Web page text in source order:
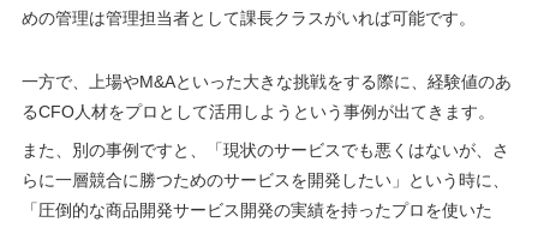
めの管理は管理担当者として課長クラスがいれば可能です。
一方で、上場やM&Aといった大きな挑戦をする際に、経験値のあ
るCFO人材をプロとして活用しようという事例が出てきます。
また、別の事例ですと、「現状のサービスでも悪くはないが、さ
らに一層競合に勝つためのサービスを開発したい」という時に、
「圧倒的な商品開発サービス開発の実績を持ったプロを使いた